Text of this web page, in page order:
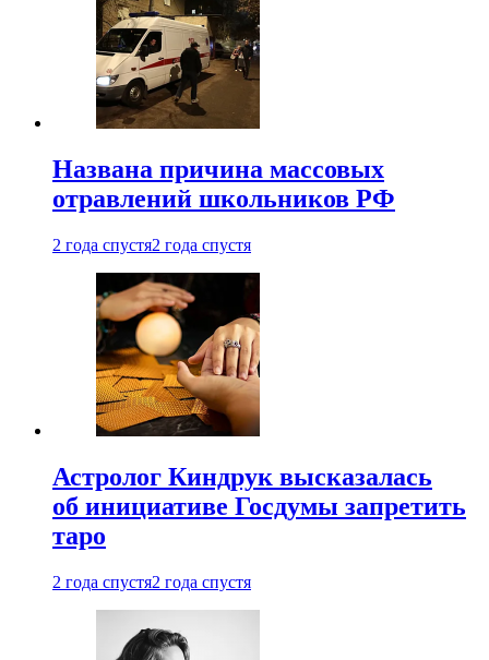
Названа причина массовых
отравлений школьников РФ
2 года спустя2 года спустя
Астролог Киндрук высказалась
об инициативе Госдумы запретить
таро
2 года спустя2 года спустя